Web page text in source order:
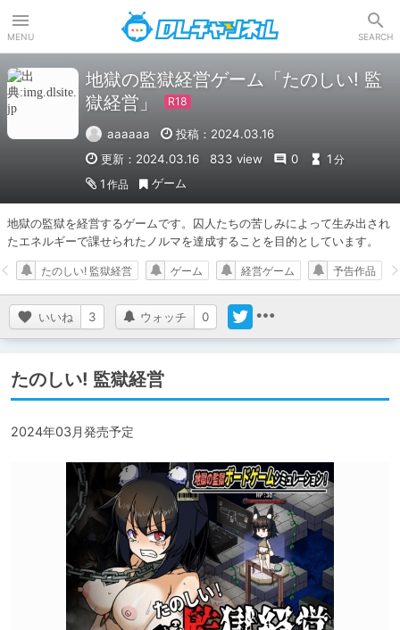
MENU SEARCH
地獄の監獄経営ゲーム「たのしい! 監
獄経営」
aaaaaa
投稿：2024.03.16
更新：2024.03.16
833 view 0 1 分
1 作品 ゲーム
地獄の監獄を経営するゲームです。囚人たちの苦しみによって生み出され
たエネルギーで課せられたノルマを達成することを目的としています。
いいね 3 ウォッチ 0
たのしい! 監獄経営 ゲーム 経営ゲーム 予告作品
たのしい! 監獄経営
2024年03月発売予定